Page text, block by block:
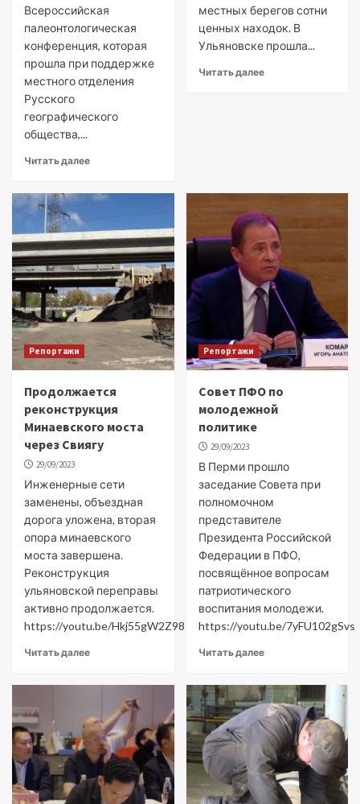
Всероссийская
палеонтологическая
конференция, которая
прошла при поддержке
местного отделения
Русского
географического
общества,...
Читать далее
местных берегов сотни
ценных находок. В
Ульяновске прошла...
Читать далее
Репортажи
Продолжается
реконструкция
Минаевского моста
через Свиягу
29/09/2023
Инженерные сети
заменены, объездная
дорога уложена, вторая
опора минаевского
моста завершена.
Реконструкция
ульяновской переправы
активно продолжается.
https://youtu.be/Hkj55gW2Z98
Читать далее
Репортажи
Совет ПФО по
молодежной
политике
29/09/2023
В Перми прошло
заседание Совета при
полномочном
представителе
Президента Российской
Федерации в ПФО,
посвящённое вопросам
патриотического
воспитания молодежи.
https://youtu.be/7yFU102gSvs
Читать далее